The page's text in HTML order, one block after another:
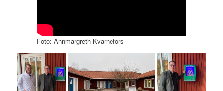
Foto: Annmargreth Kvarnefors